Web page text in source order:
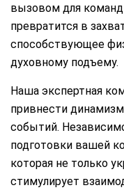
вызовом для
превратится в
способствующее
духовному подъему.
Наша экспертная
привнести
событий.
подготовки вашей
которая не только
стимулирует